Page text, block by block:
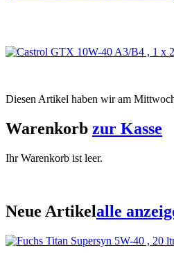
Diesen Artikel haben wir am
Warenkorb zur Kasse
Ihr Warenkorb ist leer.
Neue Artikelalle